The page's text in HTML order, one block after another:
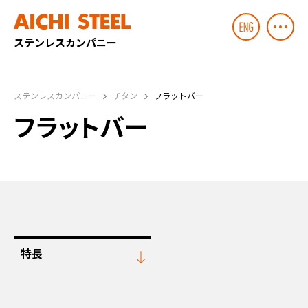
ステンレスカンパニー
ステンレスカンパニー チタン フラットバー
フラットバー
特長